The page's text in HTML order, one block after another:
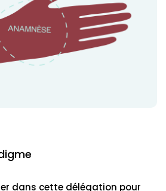
dans cette délégation pour